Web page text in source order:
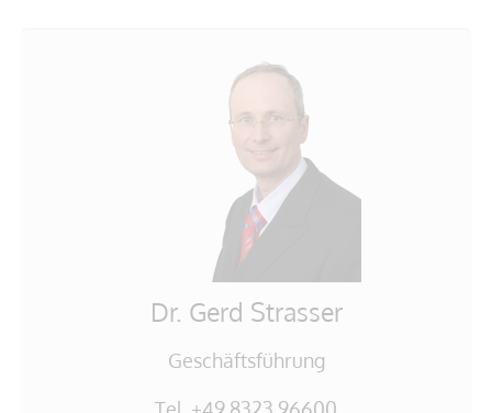
Dr. Gerd Strasser
Geschäftsführung
Tel. +49 8323 96600